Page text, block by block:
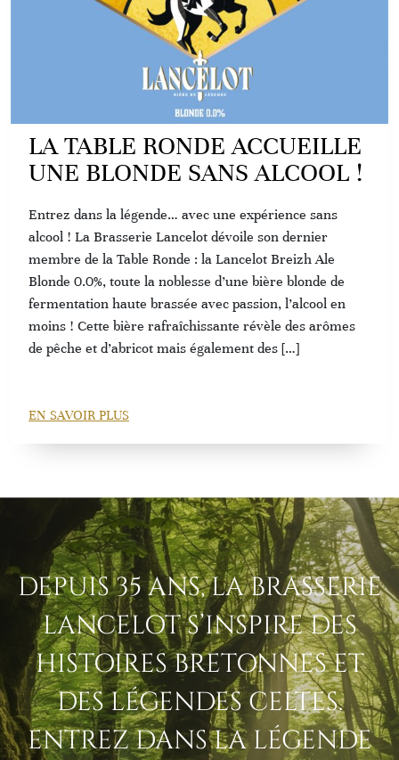
LA TABLE RONDE ACCUEILLE
UNE BLONDE SANS ALCOOL !
Entrez dans la légende… avec une expérience sans
alcool ! La Brasserie Lancelot dévoile son dernier
membre de la Table Ronde : la Lancelot Breizh Ale
Blonde 0.0%, toute la noblesse d’une bière blonde de
fermentation haute brassée avec passion, l’alcool en
moins ! Cette bière rafraîchissante révèle des arômes
de pêche et d’abricot mais également des […]
EN SAVOIR PLUS
DEPUIS 35 ANS, LA BRASSERIE
LANCELOT S’INSPIRE DES
HISTOIRES BRETONNES ET
DES LÉGENDES CELTES.
ENTREZ DANS LA LÉGENDE